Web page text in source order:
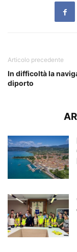
Articolo precedente
In difficoltà la
diporto